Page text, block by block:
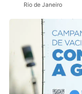
Rio de Janeiro